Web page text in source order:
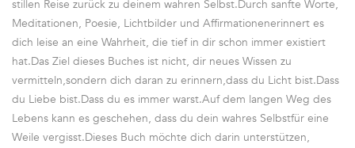
stillen Reise zurück zu deinem wahren Selbst.Durch sanfte Worte,
Meditationen, Poesie, Lichtbilder und Affirmationenerinnert es
dich leise an eine Wahrheit, die tief in dir schon immer existiert
hat.Das Ziel dieses Buches ist nicht, dir neues Wissen zu
vermitteln,sondern dich daran zu erinnern,dass du Licht bist.Dass
du Liebe bist.Dass du es immer warst.Auf dem langen Weg des
Lebens kann es geschehen, dass du dein wahres Selbstfür eine
Weile vergisst.Dieses Buch möchte dich darin unterstützen,